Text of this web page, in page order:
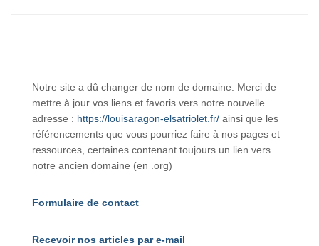
Notre site a dû changer de nom de domaine. Merci de
mettre à jour vos liens et favoris vers notre nouvelle
adresse : https://louisaragon-elsatriolet.fr/ ainsi que les
référencements que vous pourriez faire à nos pages et
ressources, certaines contenant toujours un lien vers
notre ancien domaine (en .org)
Formulaire de contact
Recevoir nos articles par e-mail